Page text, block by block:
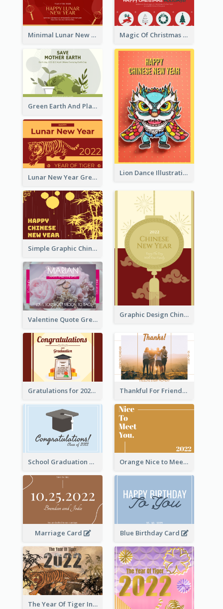
Minimal Lunar New Year Celebration Greeting Card Magic Of Christmas Holidays Greeting Card
Green Earth And Plants Illustrations Greeting Card
Lion Dance Illustration Photo Greeting Card
Lunar New Year Greeting Card With Tiger Illustration
Simple Graphic Chinese New Year In Red And Yellow
Graphic Design Chinese New Year Greeting Card With Decorations
Valentine Quote Greeting Card
Gratulations for 2020 Graduation Greeting Card Thankful For Friendship Greeting Card
School Graduation Celebration Card Orange Nice to Meet You Greeting Card
Marriage Card Blue Birthday Card
The Year Of Tiger Ink Illustration New Year Greeting Card